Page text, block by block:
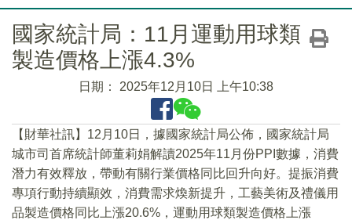
國家統計局：11月運動用球類
製造價格上漲4.3%
日期： 2025年12月10日 上午10:38
【財華社訊】12月10日，據國家統計局公佈，國家統計局
城市司首席統計師董莉娟解讀2025年11月份PPI數據，消費
潛力有效釋放，帶動有關行業價格同比回升向好。提振消費
專項行動持續顯效，消費需求煥新提升，工藝美術及禮儀用
品製造價格同比上漲20.6%，運動用球類製造價格上漲